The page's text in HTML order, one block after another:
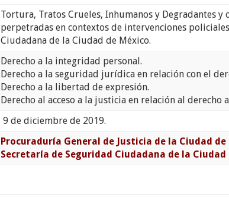
Tortura, Tratos Crueles, Inhumanos y Degradantes y
perpetradas en contextos de intervenciones
Ciudadana de la Ciudad de México.
Derecho a la integridad personal.
Derecho a la seguridad jurídica en relación con el
Derecho a la libertad de expresión.
Derecho al acceso a la justicia en relación al derecho
9 de diciembre de 2019.
Procuraduría General de Justicia de la Ciudad de
Secretaría de Seguridad Ciudadana de la Ciudad